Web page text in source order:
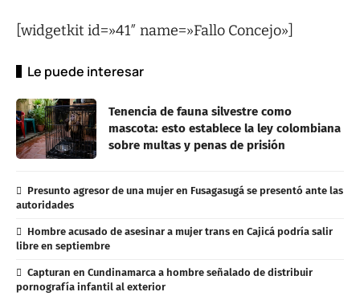
[widgetkit id=»41″ name=»Fallo Concejo»]
Le puede interesar
Tenencia de fauna silvestre como
mascota: esto establece la ley colombiana
sobre multas y penas de prisión
Presunto agresor de una mujer en Fusagasugá se presentó ante las
autoridades
Hombre acusado de asesinar a mujer trans en Cajicá podría salir
libre en septiembre
Capturan en Cundinamarca a hombre señalado de distribuir
pornografía infantil al exterior